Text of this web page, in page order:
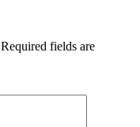
Required fields are